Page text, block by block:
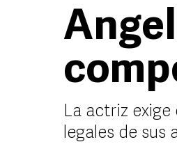
La actriz exige
legales de sus